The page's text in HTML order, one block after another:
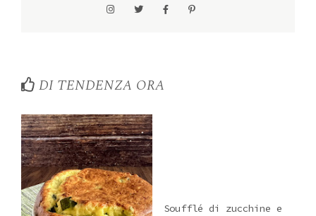
DI TENDENZA ORA
Soufflé di zucchine e